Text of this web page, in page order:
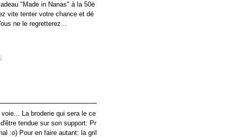
"Made in Nanas" à la 50è
vite tenter votre chance et dé
ne le regretterez...
La broderie qui sera le ce
tendue sur son support: Pr
:o) Pour en faire autant: la gril